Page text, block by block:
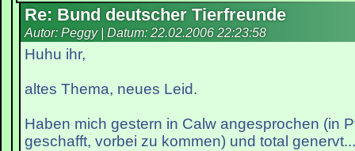
Re: Bund deutscher Tierfreunde
Autor: Peggy | Datum: 22.02.2006 22:23:58
Huhu ihr,
altes Thema, neues Leid.
Haben mich gestern in Calw angesprochen (in
geschafft, vorbei zu kommen) und total genervt...